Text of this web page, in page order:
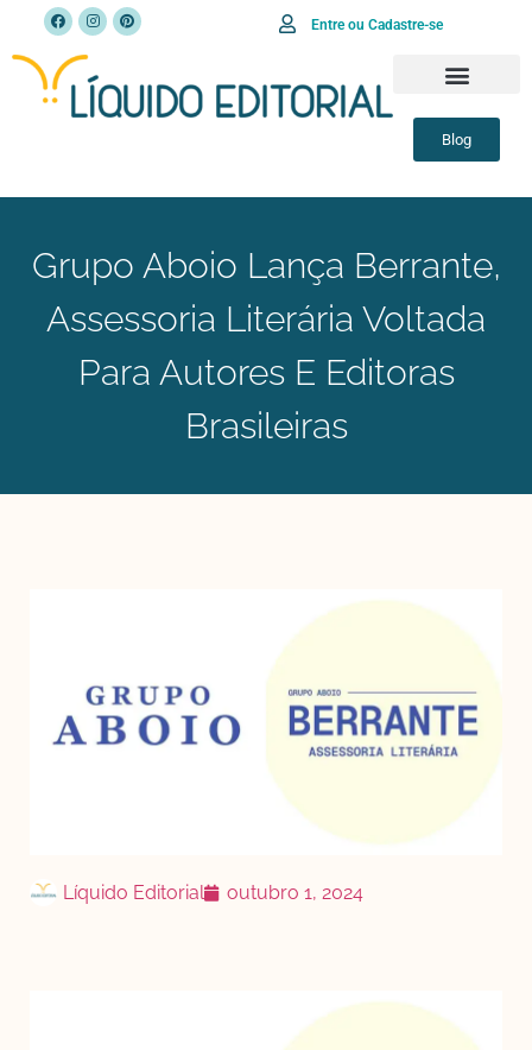
Entre ou Cadastre-se
Blog
Grupo Aboio Lança Berrante,
Assessoria Literária Voltada
Para Autores E Editoras
Brasileiras
Líquido Editorial outubro 1, 2024